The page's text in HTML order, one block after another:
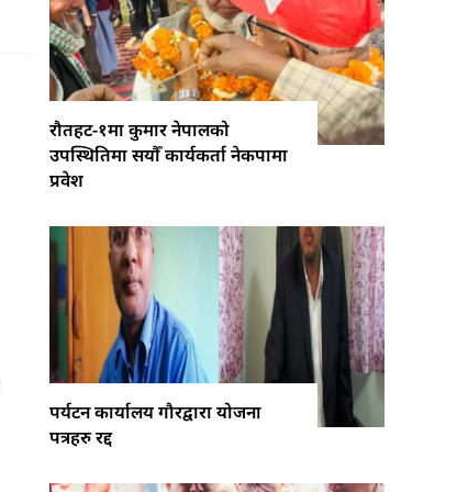
रौतहट-१मा कुमार नेपालको
उपस्थितिमा सयौँ कार्यकर्ता नेकपामा
प्रवेश
पर्यटन कार्यालय गौरद्वारा योजना
पत्रहरु रद्द